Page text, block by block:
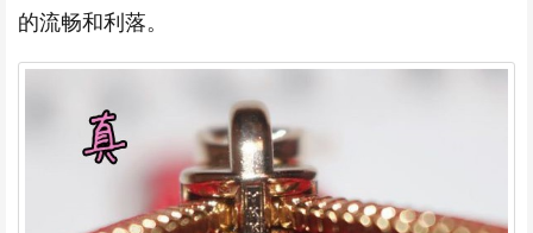
的流畅和利落。